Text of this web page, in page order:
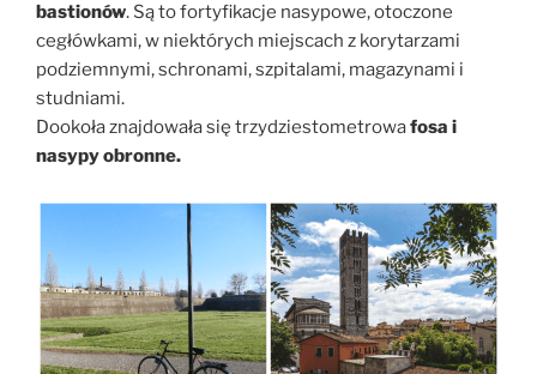
bastionów. Są to fortyfikacje nasypowe, otoczone
cegłówkami, w niektórych miejscach z korytarzami
podziemnymi, schronami, szpitalami, magazynami i
studniami.
Dookoła znajdowała się trzydziestometrowafosa i
nasypy obronne.